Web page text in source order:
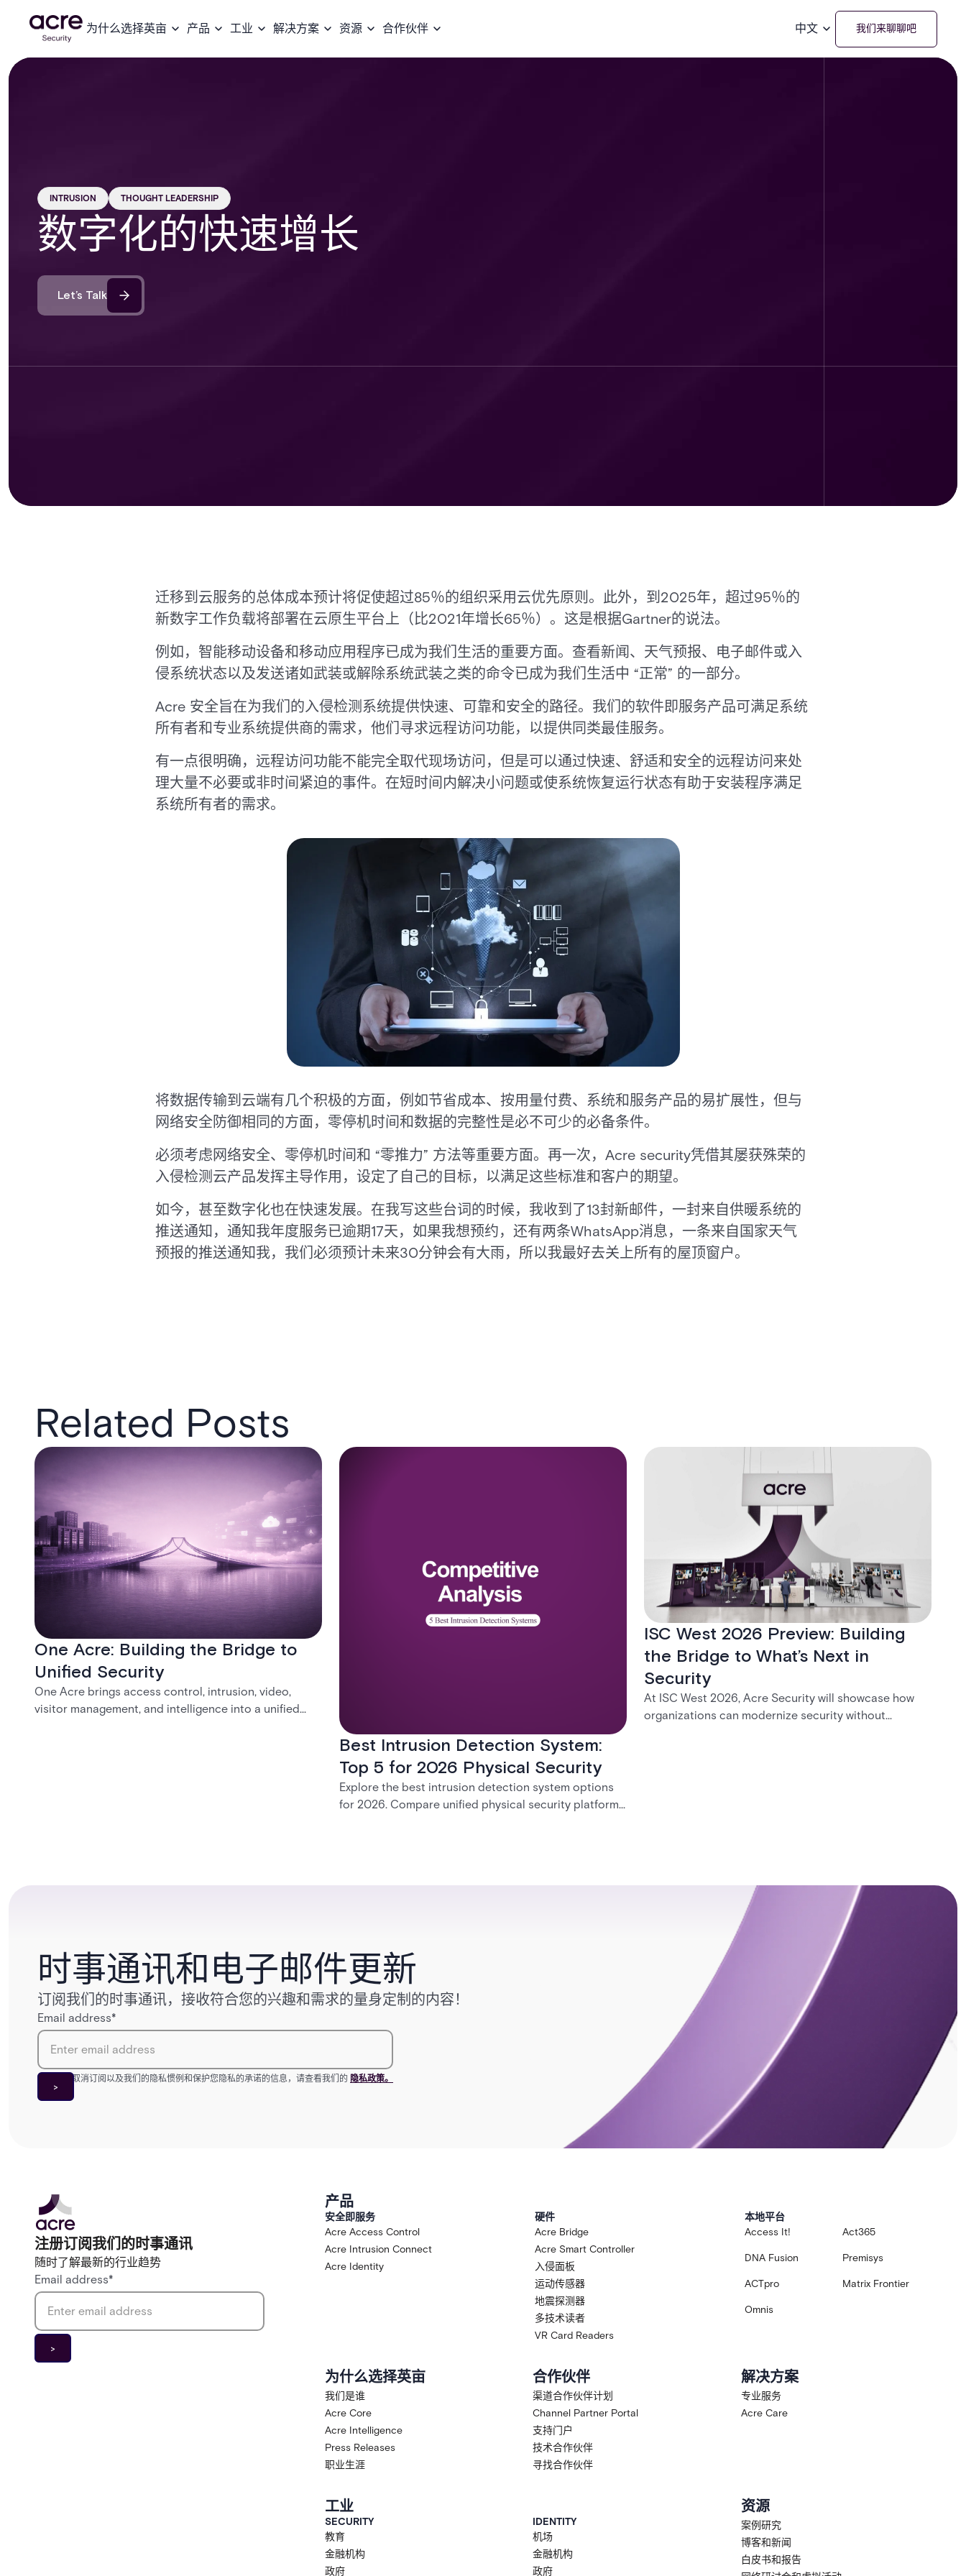
为什么选择英亩 产品 工业 解决方案 资源 合作伙伴 中文 我们来聊聊吧
INTRUSION THOUGHT LEADERSHIP
数字化的快速增长
Let’s Talk
迁移到云服务的总体成本预计将促使超过85％的组织采用云优先原则。此外，到2025年，超过95％的
新数字工作负载将部署在云原生平台上（比2021年增长65％）。这是根据Gartner的说法。
例如，智能移动设备和移动应用程序已成为我们生活的重要方面。查看新闻、天气预报、电子邮件或入
侵系统状态以及发送诸如武装或解除系统武装之类的命令已成为我们生活中 “正常” 的一部分。
Acre 安全旨在为我们的入侵检测系统提供快速、可靠和安全的路径。我们的软件即服务产品可满足系统
所有者和专业系统提供商的需求，他们寻求远程访问功能，以提供同类最佳服务。
有一点很明确，远程访问功能不能完全取代现场访问，但是可以通过快速、舒适和安全的远程访问来处
理大量不必要或非时间紧迫的事件。在短时间内解决小问题或使系统恢复运行状态有助于安装程序满足
系统所有者的需求。
将数据传输到云端有几个积极的方面，例如节省成本、按用量付费、系统和服务产品的易扩展性，但与
网络安全防御相同的方面，零停机时间和数据的完整性是必不可少的必备条件。
必须考虑网络安全、零停机时间和 “零推力” 方法等重要方面。再一次，Acre security凭借其屡获殊荣的
入侵检测云产品发挥主导作用，设定了自己的目标，以满足这些标准和客户的期望。
如今，甚至数字化也在快速发展。在我写这些台词的时候，我收到了13封新邮件，一封来自供暖系统的
推送通知，通知我年度服务已逾期17天，如果我想预约，还有两条WhatsApp消息，一条来自国家天气
预报的推送通知我，我们必须预计未来30分钟会有大雨，所以我最好去关上所有的屋顶窗户。
Related Posts
One Acre: Building the Bridge to
Unified Security
One Acre brings access control, intrusion, video,
visitor management, and intelligence into a unified
Best Intrusion Detection System:
Top 5 for 2026 Physical Security
Explore the best intrusion detection system options
for 2026. Compare unified physical security platforms
ISC West 2026 Preview: Building
the Bridge to What’s Next in
Security
At ISC West 2026, Acre Security will showcase how
organizations can modernize security without
时事通讯和电子邮件更新
订阅我们的时事通讯，接收符合您的兴趣和需求的量身定制的内容！
Email address*
有关如何取消订阅以及我们的隐私惯例和保护您隐私的承诺的信息，请查看我们的 隐私政策。
注册订阅我们的时事通讯
随时了解最新的行业趋势
Email address*
产品
安全即服务
Acre Access Control
Acre Intrusion Connect
Acre Identity
硬件
Acre Bridge
Acre Smart Controller
入侵面板
运动传感器
地震探测器
多技术读者
VR Card Readers
本地平台
Access It!
Act365
DNA Fusion Premisys
ACTpro Matrix Frontier
Omnis
为什么选择英亩
我们是谁
Acre Core
Acre Intelligence
Press Releases
职业生涯
合作伙伴
渠道合作伙伴计划
Channel Partner Portal
支持门户
技术合作伙伴
寻找合作伙伴
解决方案
专业服务
Acre Care
工业
SECURITY
教育
金融机构
政府
IDENTITY
机场
金融机构
政府
资源
案例研究
博客和新闻
白皮书和报告